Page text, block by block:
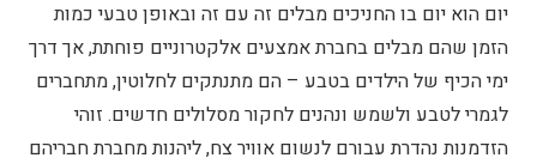
יום הוא יום בו החניכים מבלים זה עם זה ובאופן טבעי כמות
הזמן שהם מבלים בחברת אמצעים אלקטרוניים פוחתת, אך דרך
ימי הכיף של הילדים בטבע – הם מתנתקים לחלוטין, מתחברים
לגמרי לטבע ולשמש ונהנים לחקור מסלולים חדשים. זוהי
הזדמנות נהדרת עבורם לנשום אוויר צח, ליהנות מחברת חבריהם